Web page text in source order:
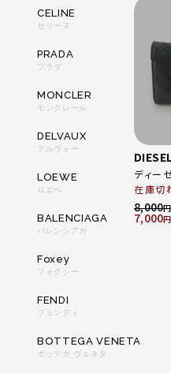
CELINE
セリーヌ
PRADA
プラダ
MONCLER
モンクレール
DELVAUX
デルヴォー
LOEWE
ロエベ
BALENCIAGA
バレンシアガ
Foxey
フォクシー
FENDI
フェンディ
BOTTEGA VENETA
ボッテガ ヴェネタ
ディー
在庫切
8,000円
7,000円